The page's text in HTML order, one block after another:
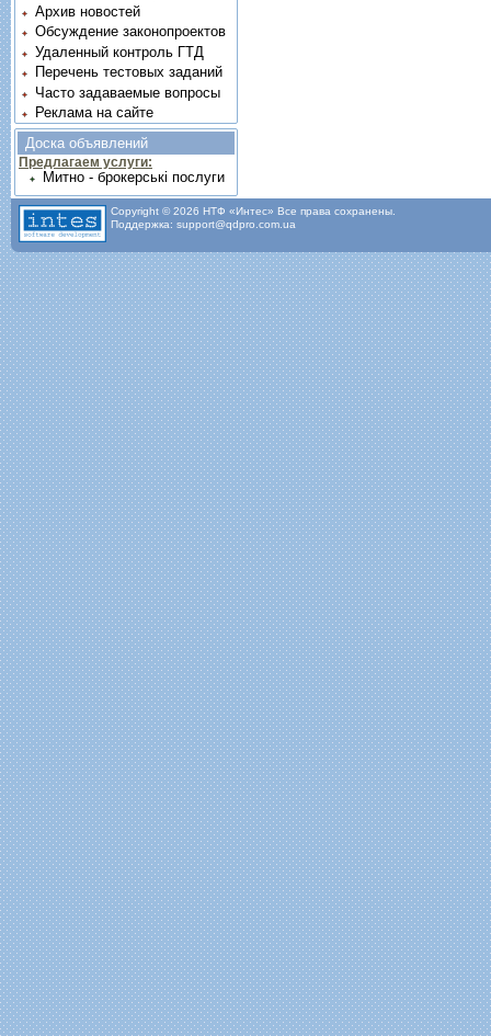
Архив новостей
Обсуждение законопроектов
Удаленный контроль ГТД
Перечень тестовых заданий
Часто задаваемые вопросы
Реклама на сайте
Доска объявлений
Предлагаем услуги:
Митно - брокерські послуги
Copyright © 2026 НТФ «Интес» Все права сохранены.
Поддержка: support@qdpro.com.ua